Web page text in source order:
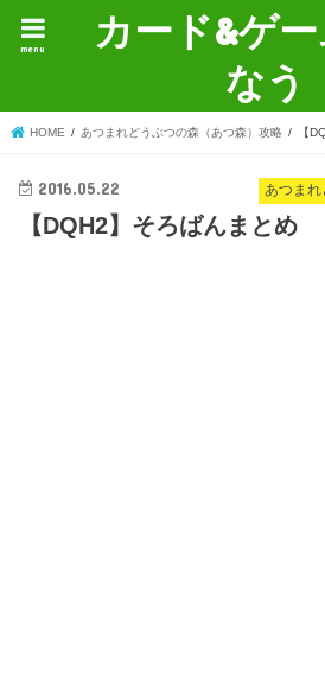
カード&ゲ
なう
menu
HOME あつまれどうぶつの森（あつ森）攻略 【
あつま
2016.05.22
【DQH2】そろばんまとめ